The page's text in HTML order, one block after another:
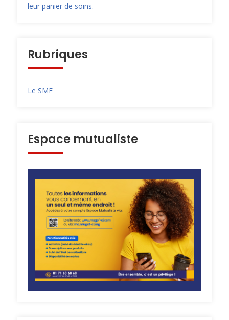
leur panier de soins.
Rubriques
Le SMF
Espace mutualiste